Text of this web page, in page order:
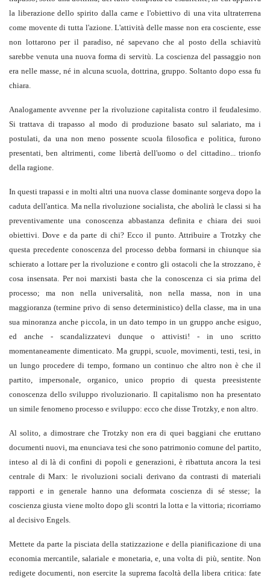
la liberazione dello spirito dalla carne e l'obiettivo di una vita ultraterrena
come movente di tutta l'azione. L'attività delle masse non era cosciente, esse
non lottarono per il paradiso, né sapevano che al posto della schiavitù
sarebbe venuta una nuova forma di servitù. La coscienza del passaggio non
era nelle masse, né in alcuna scuola, dottrina, gruppo. Soltanto dopo essa fu
chiara.
Analogamente avvenne per la rivoluzione capitalista contro il feudalesimo.
Si trattava di trapasso al modo di produzione basato sul salariato, ma i
postulati, da una non meno possente scuola filosofica e politica, furono
presentati, ben altrimenti, come libertà dell'uomo o del cittadino... trionfo
della ragione.
In questi trapassi e in molti altri una nuova classe dominante sorgeva dopo la
caduta dell'antica. Ma nella rivoluzione socialista, che abolirà le classi si ha
preventivamente una conoscenza abbastanza definita e chiara dei suoi
obiettivi. Dove e da parte di chi? Ecco il punto. Attribuire a Trotzky che
questa precedente conoscenza del processo debba formarsi in chiunque sia
schierato a lottare per la rivoluzione e contro gli ostacoli che la strozzano, è
cosa insensata. Per noi marxisti basta che la conoscenza ci sia prima del
processo; ma non nella universalità, non nella massa, non in una
maggioranza (termine privo di senso deterministico) della classe, ma in una
sua minoranza anche piccola, in un dato tempo in un gruppo anche esiguo,
ed anche - scandalizzatevi dunque o attivisti! - in uno scritto
momentaneamente dimenticato. Ma gruppi, scuole, movimenti, testi, tesi, in
un lungo procedere di tempo, formano un continuo che altro non è che il
partito, impersonale, organico, unico proprio di questa preesistente
conoscenza dello sviluppo rivoluzionario. Il capitalismo non ha presentato
un simile fenomeno processo e sviluppo: ecco che disse Trotzky, e non altro.
Al solito, a dimostrare che Trotzky non era di quei baggiani che eruttano
documenti nuovi, ma enunciava tesi che sono patrimonio comune del partito,
inteso al di là di confini di popoli e generazioni, è ribattuta ancora la tesi
centrale di Marx: le rivoluzioni sociali derivano da contrasti di materiali
rapporti e in generale hanno una deformata coscienza di sé stesse; la
coscienza giusta viene molto dopo gli scontri la lotta e la vittoria; ricorriamo
al decisivo Engels.
Mettete da parte la pisciata della statizzazione e della pianificazione di una
economia mercantile, salariale e monetaria, e, una volta di più, sentite. Non
redigete documenti, non esercite la suprema facoltà della libera critica: fate